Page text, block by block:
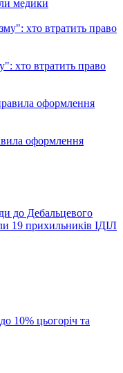
медики
хто втратить право
оформлення
до Дебальцевого
19 прихильників ІДІЛ
10% цьогоріч та